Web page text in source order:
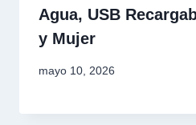
Agua, USB
y Mujer
mayo 10, 2026